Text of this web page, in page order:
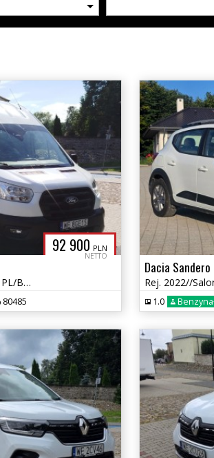
92 900 PLN
NETTO
Rej. 2025/L4H3/Kamera/Salon PL/Bezwypadkowy/RWD/Gwarancja
80485
Dacia
1.0